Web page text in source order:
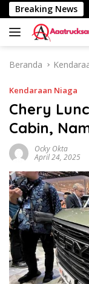
Langsung
ke
konten
Breaking News
Km Truk
Beranda
Kendaraan Niaga
Chery
Cabin,
Ocky Okta
April 24, 2025